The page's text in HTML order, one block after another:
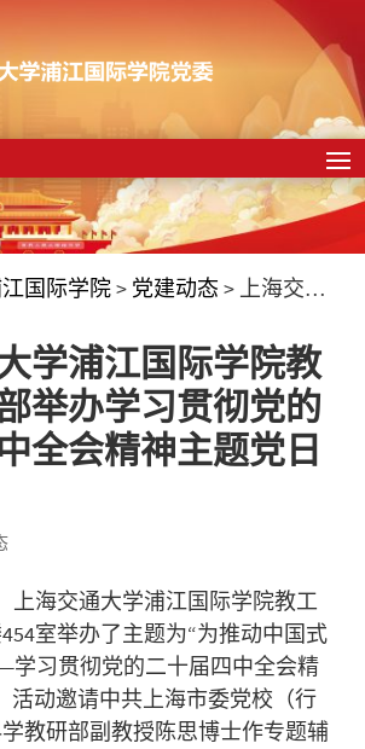
国际学院> 党建动态 > 上海交通大学浦江国际学院教工一党支部举办学习贯彻党的二十届四中全会精神主题党日活动
学浦江国际学院教
举办学习贯彻党的
全会精神主题党日
上海交通大学浦江国际学院教工
室举办了主题为“为推动中国式
学习贯彻党的二十届四中全会精
活动邀请中共上海市委党校（行
教研部副教授陈思博士作专题辅